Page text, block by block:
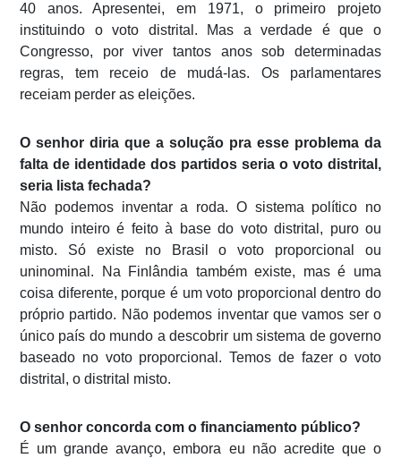
40 anos. Apresentei, em 1971, o primeiro projeto
instituindo o voto distrital. Mas a verdade é que o
Congresso, por viver tantos anos sob determinadas
regras, tem receio de mudá-las. Os parlamentares
receiam perder as eleições.
O senhor diria que a solução pra esse problema da
falta de identidade dos partidos seria o voto distrital,
seria lista fechada?
Não podemos inventar a roda. O sistema político no
mundo inteiro é feito à base do voto distrital, puro ou
misto. Só existe no Brasil o voto proporcional ou
uninominal. Na Finlândia também existe, mas é uma
coisa diferente, porque é um voto proporcional dentro do
próprio partido. Não podemos inventar que vamos ser o
único país do mundo a descobrir um sistema de governo
baseado no voto proporcional. Temos de fazer o voto
distrital, o distrital misto.
O senhor concorda com o financiamento público?
É um grande avanço, embora eu não acredite que o